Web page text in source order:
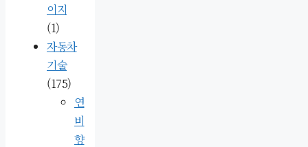
이지
(1)
자동차
기술
(175)
연
비
향